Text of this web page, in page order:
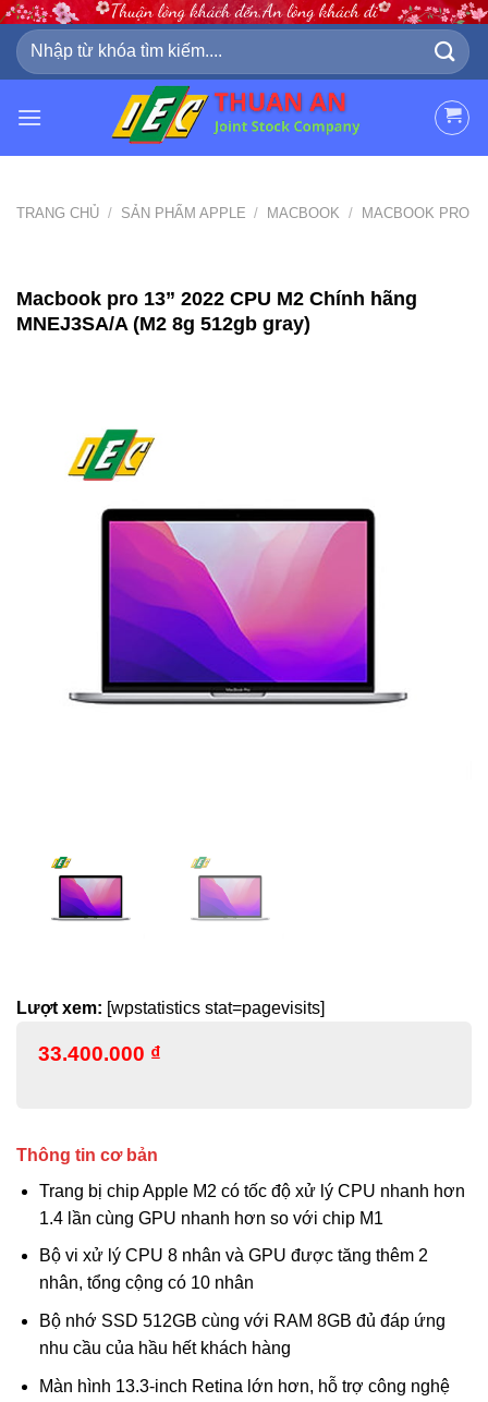
Skip
content
Tìm
kiếm:
TRANG CHỦ / SẢN PHẨM APPLE / MACBOOK / MACBOOK PRO
Macbook pro 13” 2022 CPU M2 Chính hãng
MNEJ3SA/A (M2 8g 512gb gray)
Lượt xem: [wpstatistics stat=pagevisits]
33.400.000 ₫
Thông tin cơ bản
Trang bị chip Apple M2 có tốc độ xử lý CPU nhanh hơn
1.4 lần cùng GPU nhanh hơn so với chip M1
Bộ vi xử lý CPU 8 nhân và GPU được tăng thêm 2
nhân, tổng cộng có 10 nhân
Bộ nhớ SSD 512GB cùng với RAM 8GB đủ đáp ứng
nhu cầu của hầu hết khách hàng
Màn hình 13.3-inch Retina lớn hơn, hỗ trợ công nghệ